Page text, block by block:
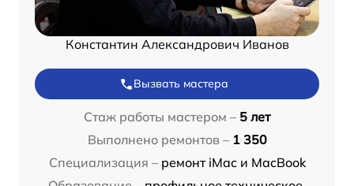
Константин Александрович Иванов
Вызвать мастера
Стаж работы мастером – 5 лет
Выполнено ремонтов – 1 350
Специализация – ремонт iMac и MacBook